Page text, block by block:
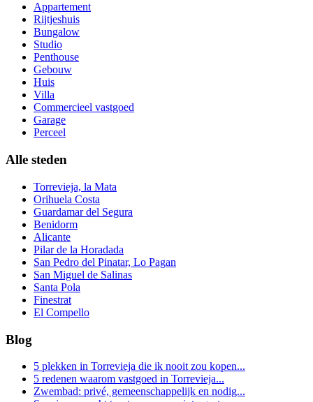
Appartement
Rijtjeshuis
Bungalow
Studio
Penthouse
Gebouw
Huis
Villa
Commercieel vastgoed
Garage
Perceel
Alle steden
Torrevieja, la Mata
Orihuela Costa
Guardamar del Segura
Benidorm
Alicante
Pilar de la Horadada
San Pedro del Pinatar, Lo Pagan
San Miguel de Salinas
Santa Pola
Finestrat
El Compello
Blog
5 plekken in Torrevieja die ik nooit zou kopen...
5 redenen waarom vastgoed in Torrevieja...
Zwembad: privé, gemeenschappelijk en nodig...